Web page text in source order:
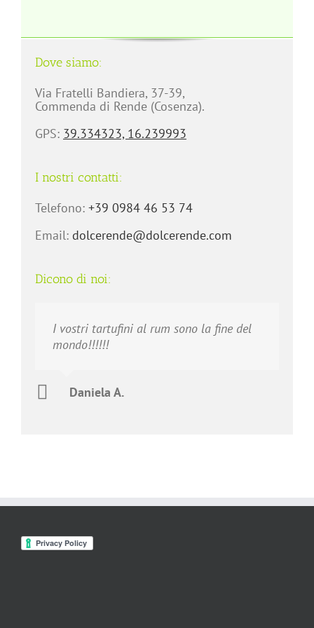
Dove siamo:
Via Fratelli Bandiera, 37-39,
Commenda di Rende (Cosenza).
GPS: 39.334323, 16.239993
I nostri contatti:
Telefono: +39 0984 46 53 74
Email: dolcerende@dolcerende.com
Dicono di noi:
I vostri tartufini al rum sono la fine del
mondo!!!!!!
Daniela A.